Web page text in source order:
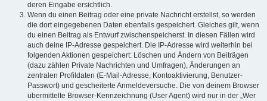
deren Eingabe ersichtlich.
Wenn du einen Beitrag oder eine private Nachricht erstellst, so werden
die dort eingegebenen Daten ebenfalls gespeichert. Gleiches gilt, wenn
du einen Beitrag als Entwurf zwischenspeicherst. In diesen Fällen wird
auch deine IP-Adresse gespeichert. Die IP-Adresse wird weiterhin bei
folgenden Aktionen gespeichert: Löschen und Ändern von Beiträgen
(dazu zählen Private Nachrichten und Umfragen), Änderungen an
zentralen Profildaten (E-Mail-Adresse, Kontoaktivierung, Benutzer-
Passwort) und gescheiterte Anmeldeversuche. Die von deinem Browser
übermittelte Browser-Kennzeichnung (User Agent) wird nur in der „Wer